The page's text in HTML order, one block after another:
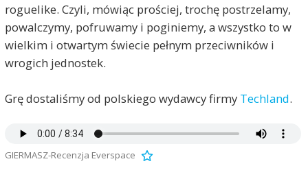
roguelike. Czyli, mówiąc prościej, trochę postrzelamy,
powalczymy, pofruwamy i poginiemy, a wszystko to w
wielkim i otwartym świecie pełnym przeciwników i
wrogich jednostek.
Grę dostaliśmy od polskiego wydawcy firmy Techland.
GIERMASZ-Recenzja Everspace